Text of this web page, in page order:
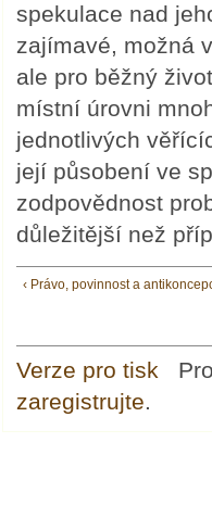
spekulace nad
zajímavé, možná
ale pro běžný
místní úrovni
jednotlivých
její působení ve
zodpovědnost
důležitější než
‹ Právo, povinnost a
Verze pro tisk
zaregistrujte.